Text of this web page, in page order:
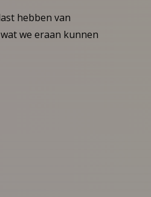
hebben van
we eraan kunnen